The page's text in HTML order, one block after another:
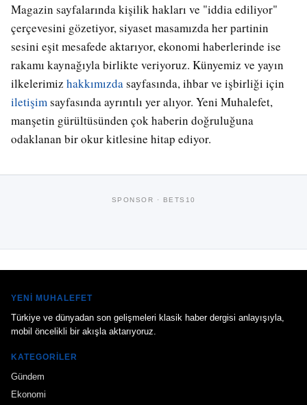
Magazin sayfalarında kişilik hakları ve "iddia ediliyor"
çerçevesini gözetiyor, siyaset masamızda her partinin
sesini eşit mesafede aktarıyor, ekonomi haberlerinde ise
rakamı kaynağıyla birlikte veriyoruz. Künyemiz ve yayın
ilkelerimiz hakkımızdasayfasında, ihbar ve işbirliği için
iletişimsayfasında ayrıntılı yer alıyor. Yeni Muhalefet,
manşetin gürültüsünden çok haberin doğruluğuna
odaklanan bir okur kitlesine hitap ediyor.
SPONSOR · BETS10
YENI MUHALEFET
Türkiye ve dünyadan son gelişmeleri klasik haber dergisi anlayışıyla,
mobil öncelikli bir akışla aktarıyoruz.
KATEGORILER
Gündem
Ekonomi